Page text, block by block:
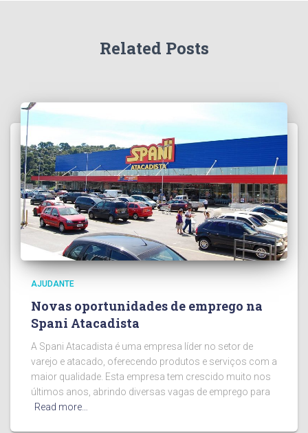
Related Posts
AJUDANTE
Novas oportunidades de emprego na
Spani Atacadista
A Spani Atacadista é uma empresa líder no setor de
varejo e atacado, oferecendo produtos e serviços com a
maior qualidade. Esta empresa tem crescido muito nos
últimos anos, abrindo diversas vagas de emprego para
Read more…